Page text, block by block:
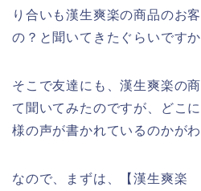
り合いも漢生爽楽の商品のお
の？と聞いてきたぐらいですか
そこで友達にも、漢生爽楽の
て聞いてみたのですが、どこ
様の声が書かれているのかが
なので、まずは、【漢生爽楽